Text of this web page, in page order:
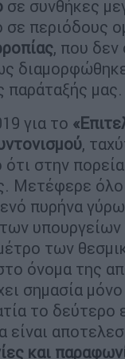
σε συνθήκες
σε περιόδους
, που δεν
παράταξής μας.
για το
,
ότι στην
Μετέφερε
πυρήνα
υπουργείων
των
όνομα της
σημασία
το δεύτερο
είναι
και